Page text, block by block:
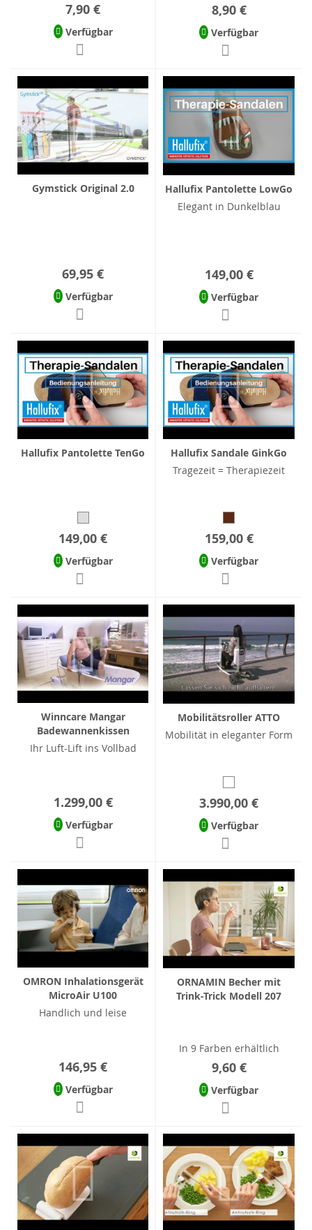
7,90 €
Verfügbar
8,90 €
Verfügbar
Gymstick Original 2.0
69,95 €
Verfügbar
Hallufix Pantolette LowGo
Elegant in Dunkelblau
149,00 €
Verfügbar
Hallufix Pantolette TenGo
149,00 €
Verfügbar
Hallufix Sandale GinkGo
Tragezeit = Therapiezeit
159,00 €
Verfügbar
Winncare Mangar
Badewannenkissen
Ihr Luft-Lift ins Vollbad
1.299,00 €
Verfügbar
Mobilitätsroller ATTO
Mobilität in eleganter Form
3.990,00 €
Verfügbar
OMRON Inhalationsgerät
MicroAir U100
Handlich und leise
146,95 €
Verfügbar
ORNAMIN Becher mit
Trink-Trick Modell 207
In 9 Farben erhältlich
9,60 €
Verfügbar